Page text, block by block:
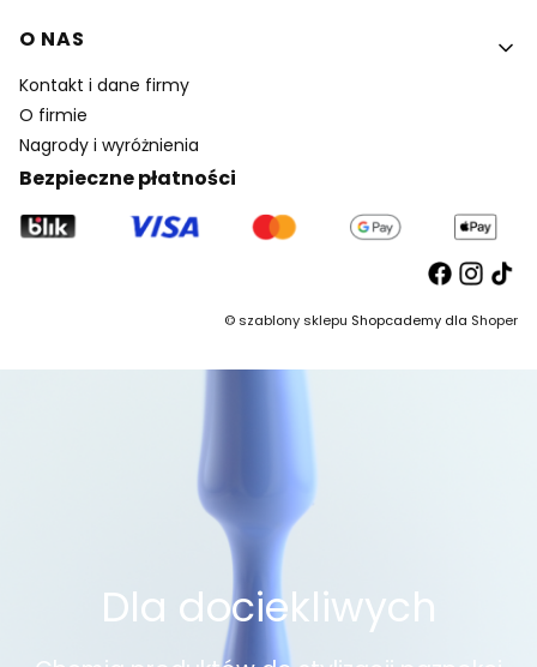
O NAS
Kontakt i dane firmy
O firmie
Nagrody i wyróżnienia
Bezpieczne płatności
©szablony sklepu Shopcademy dla Shoper
Dla dociekliwych